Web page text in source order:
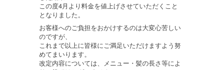
この度4月より料金を値上げさせていただくこと
となりました。
お客様へのご負担をおかけするのは大変心苦しい
のですが、
これまで以上に皆様にご満足いただけますよう努
めてまいります。
改定内容については、メニュー・髪の長さ等によ